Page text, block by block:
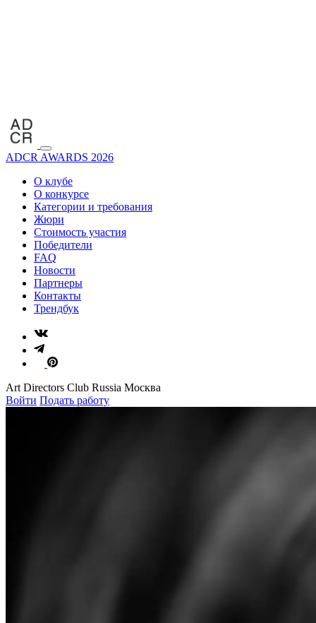
ADCR AWARDS 2026
О клубе
О конкурсе
Категории и требования
Жюри
Стоимость участия
Победители
FAQ
Новости
Партнеры
Контакты
Трендбук
Art Directors Club Russia Москва
Войти Подать работу